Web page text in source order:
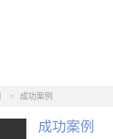
> 成功案例
成功案例